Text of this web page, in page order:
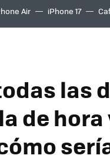
Air iPhone 17
las
de hora